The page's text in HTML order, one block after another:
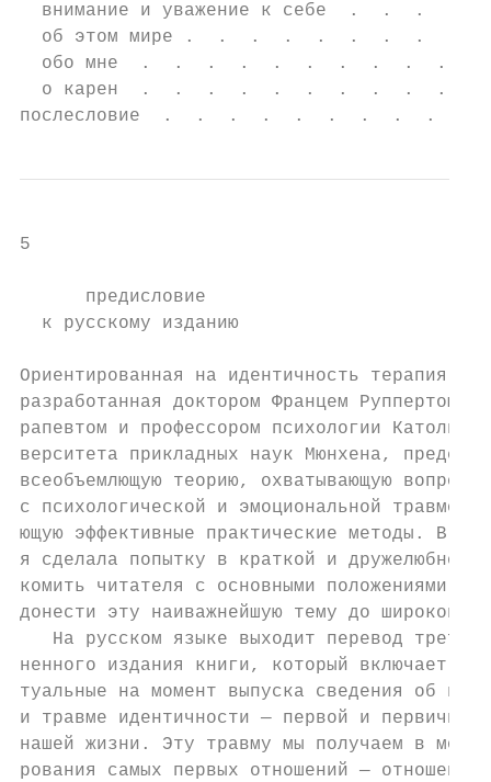
внимание и уважение к себе  .  .  .  .
об этом мире .  .  .  .  .  .  .  .  .
обо мне  .  .  .  .  .  .  .  .  .  .
о карен  .  .  .  .  .  .  .  .  .  .
послесловие  .  .  .  .  .  .  .  .
5
      предисловие
  к русскому изданию
Ориентированная на идентичность терапия
разработанная доктором Францем Руппертом,
рапевтом и профессором психологии
верситета прикладных наук Мюнхена,
всеобъемлющую теорию, охватывающую вопросы
с психологической и эмоциональной травмой
ющую эффективные практические методы. В
я сделала попытку в краткой и дружелюбной
комить читателя с основными положениями
донести эту наиважнейшую тему до широкой
На русском языке выходит перевод
ненного издания книги, который включает
туальные на момент выпуска сведения об
и травме идентичности — первой и первичной
нашей жизни. Эту травму мы получаем в
рования самых первых отношений —